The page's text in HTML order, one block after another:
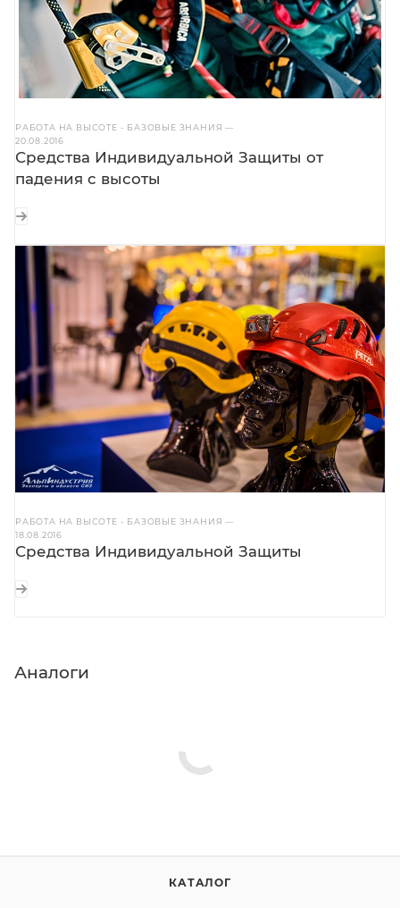
РАБОТА НА ВЫСОТЕ - БАЗОВЫЕ ЗНАНИЯ—
20.08.2016
Средства Индивидуальной Защиты от
падения с высоты
РАБОТА НА ВЫСОТЕ - БАЗОВЫЕ ЗНАНИЯ—
18.08.2016
Средства Индивидуальной Защиты
Аналоги
КАТАЛОГ